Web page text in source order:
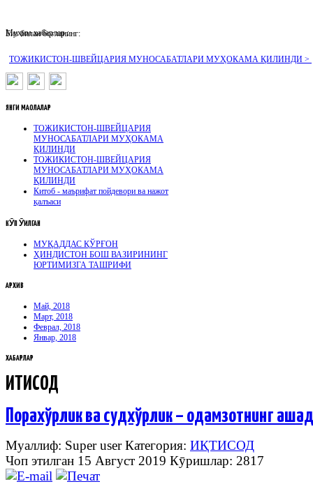
Муҳим хабарлар :
ТОЖИКИСТОН-ШВЕЙЦАРИЯ МУНОСАБАТЛАРИ МУҲОКАМА ҚИЛИНДИ >
Биз билан боғланинг:
ЯНГИ МАҚОЛАЛАР
ТОЖИКИСТОН-ШВЕЙЦАРИЯ
МУНОСАБАТЛАРИ МУҲОКАМА
ҚИЛИНДИ
ТОЖИКИСТОН-ШВЕЙЦАРИЯ
МУНОСАБАТЛАРИ МУҲОКАМА
ҚИЛИНДИ
Китоб - маърифат пойдевори ва нажот
қалъаси
КӮП ӮҚИЛГАН
МУҚАДДАС ҚЎРҒОН
ҲИНДИСТОН БОШ ВАЗИРИНИНГ
ЮРТИМИЗГА ТАШРИФИ
АРХИВ
Май, 2018
Март, 2018
Феврал, 2018
Январ, 2018
ХАБАРЛАР
ИҚТИСОД
Порахўрлик ва судхўрлик – одамзотнинг
Муаллиф: Super userКатегория: ИҚТИСОД
Чоп этилган 15 Август 2019 Кӯришлар: 2817